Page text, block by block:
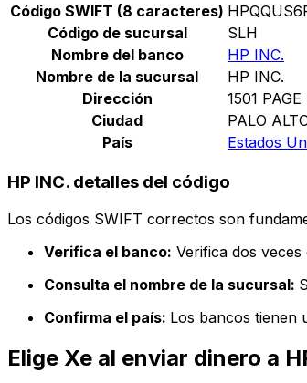
Código SWIFT (8 caracteres)
Código de sucursal
SLH
Nombre del banco
HP INC.
Nombre de la sucursal
HP INC.
Dirección
1501
Ciudad
PALO
País
Estados
HP INC. detalles del código
Los códigos SWIFT correctos son
Verifica el banco: Verifica dos
Consulta el nombre de la sucursal:
Confirma el país: Los bancos tienen
Elige Xe al enviar dinero a